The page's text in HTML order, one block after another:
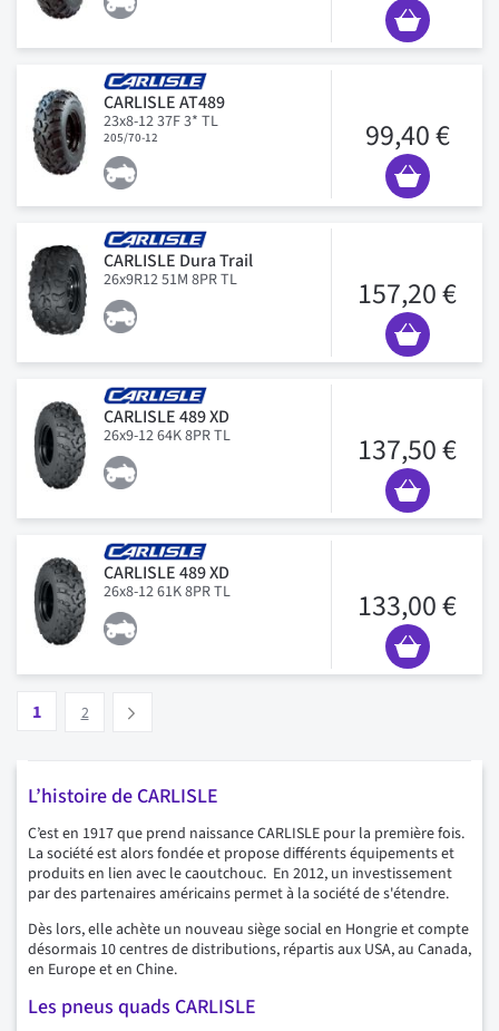
CARLISLE AT489
23x8-12 37F 3* TL
205/70-12 99,40 €
CARLISLE Dura Trail
26x9R12 51M 8PR TL 157,20 €
CARLISLE 489 XD
26x9-12 64K 8PR TL 137,50 €
CARLISLE 489 XD
26x8-12 61K 8PR TL 133,00 €
Vous lisez actuellement la page
1 2
L’histoire de CARLISLE
C’est en 1917 que prend naissance CARLISLE pour la première fois.
La société est alors fondée et propose différents équipements et
produits en lien avec le caoutchouc. En 2012, un investissement
par des partenaires américains permet à la société de s'étendre.
Dès lors, elle achète un nouveau siège social en Hongrie et compte
désormais 10 centres de distributions, répartis aux USA, au Canada,
en Europe et en Chine.
Les pneus quads CARLISLE